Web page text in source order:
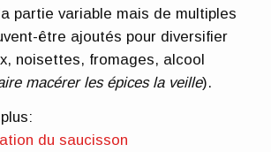
partie variable mais de multiples
être ajoutés pour diversifier
noisettes, fromages, alcool
macérer les épices la veille).
du saucisson